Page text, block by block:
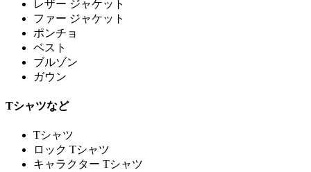
レザー ジャケット
ファー ジャケット
ポンチョ
ベスト
ブルゾン
ガウン
Tシャツなど
Tシャツ
ロック Tシャツ
キャラクター Tシャツ